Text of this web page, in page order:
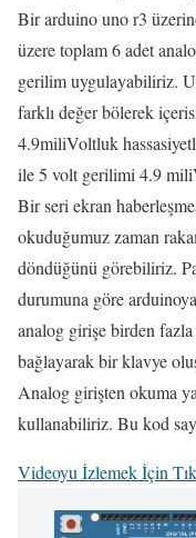
Bir arduino uno r3
üzere toplam 6 adet
gerilim uygulayabiliriz.
farklı değer bölerek
4.9miliVoltluk
ile 5 volt gerilimi 4.9
Bir seri ekran
okuduğumuz zaman
döndüğünü görebiliriz.
durumuna göre
analog girişe birden
bağlayarak bir klavye
Analog girişten okuma
kullanabiliriz. Bu kod
Videoyu İzlemek İçin